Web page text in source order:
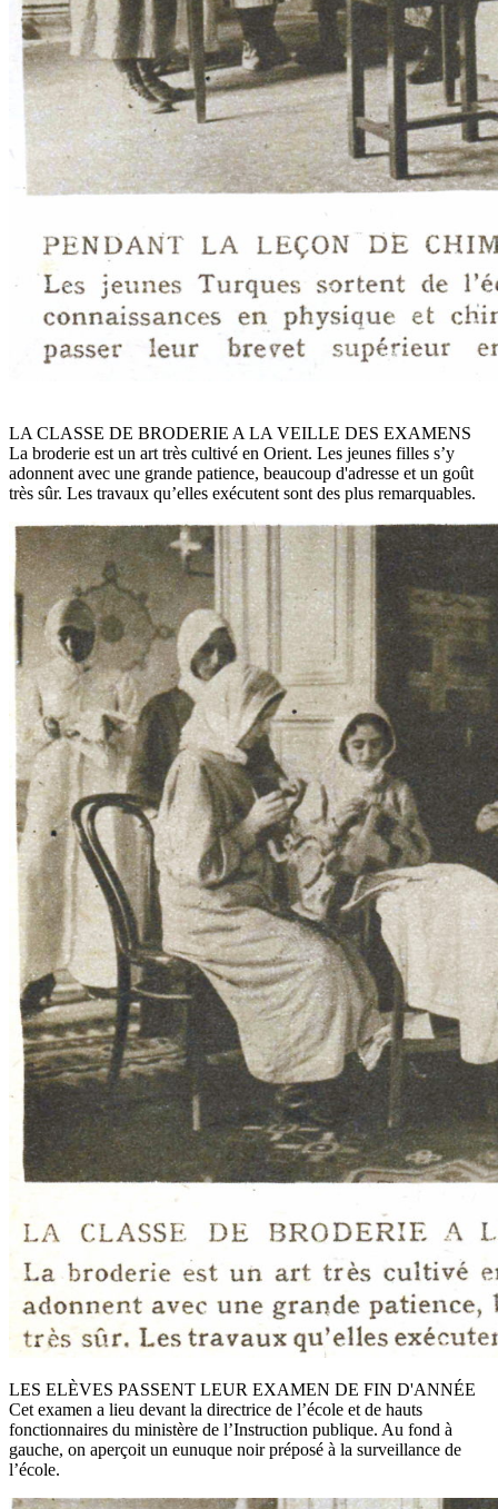
LA CLASSE DE BRODERIE A LA VEILLE DES EXAMENS
La broderie est un art très cultivé en Orient. Les jeunes filles s’y
adonnent avec une grande patience, beaucoup d'adresse et un goût
très sûr. Les travaux qu’elles exécutent sont des plus remarquables.
LES ELÈVES PASSENT LEUR EXAMEN DE FIN D'ANNÉE
Cet examen a lieu devant la directrice de l’école et de hauts
fonctionnaires du ministère de l’Instruction publique. Au fond à
gauche, on aperçoit un eunuque noir préposé à la surveillance de
l’école.